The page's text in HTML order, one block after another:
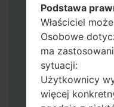
Jeśli chcesz
CSC_*** albo
zachować
Teraz
trybu
metody:
Naciśnij i
Podstawa
Właściciel
Osobowe
ma
sytuacji:
Użytkownicy
więcej